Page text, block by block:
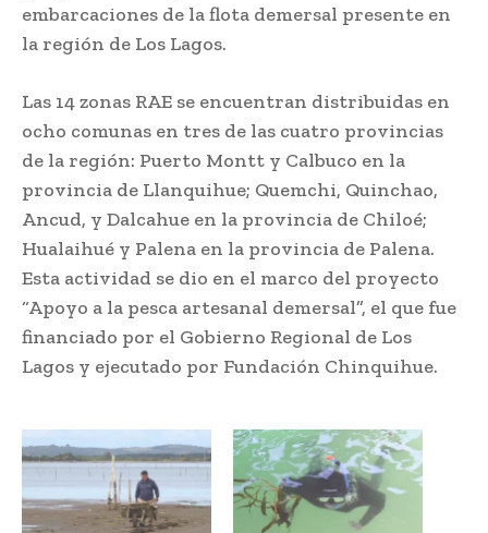
embarcaciones de la flota demersal presente en
la región de Los Lagos.
Las 14 zonas RAE se encuentran distribuidas en
ocho comunas en tres de las cuatro provincias
de la región: Puerto Montt y Calbuco en la
provincia de Llanquihue; Quemchi, Quinchao,
Ancud, y Dalcahue en la provincia de Chiloé;
Hualaihué y Palena en la provincia de Palena.
Esta actividad se dio en el marco del proyecto
“Apoyo a la pesca artesanal demersal”, el que fue
financiado por el Gobierno Regional de Los
Lagos y ejecutado por Fundación Chinquihue.